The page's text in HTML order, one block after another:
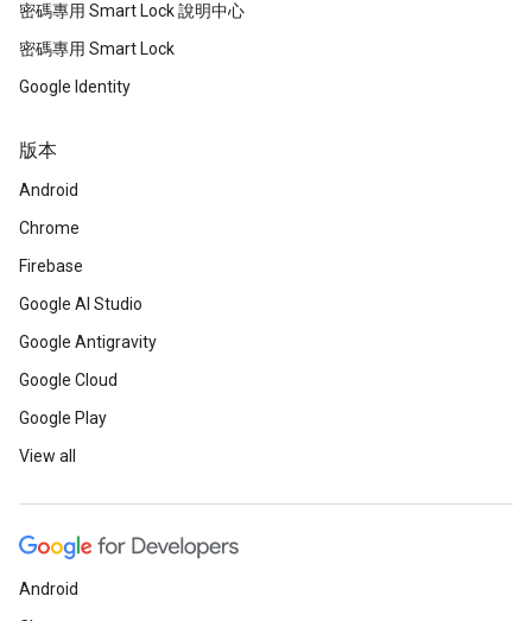
密碼專用 Smart Lock 說明中心
密碼專用 Smart Lock
Google Identity
版本
Android
Chrome
Firebase
Google AI Studio
Google Antigravity
Google Cloud
Google Play
View all
Android